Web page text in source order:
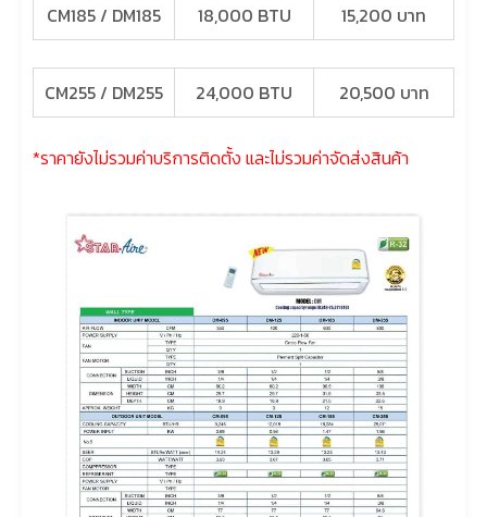
CM185 / DM185
18,000 BTU 15,200 บาท
CM255 / DM255 24,000 BTU 20,500 บาท
*ราคายังไม่รวมค่าบริการติดตั้ง และไม่รวมค่าจัดส่งสินค้า